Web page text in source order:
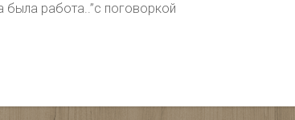
была работа..”с поговоркой